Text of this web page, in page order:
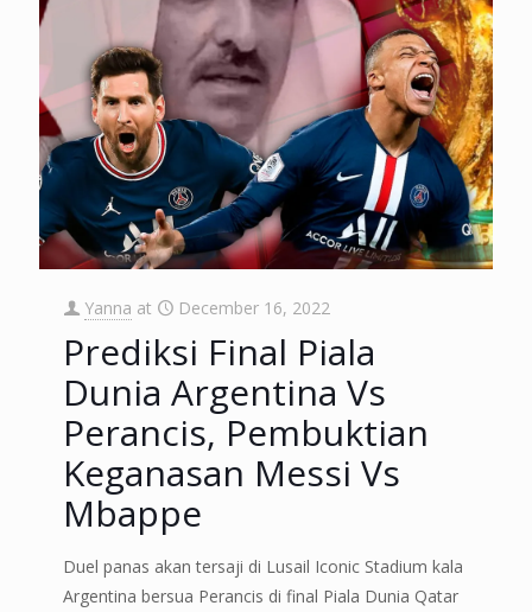
Yanna at December 16, 2022
Prediksi Final Piala
Dunia Argentina Vs
Perancis, Pembuktian
Keganasan Messi Vs
Mbappe
Duel panas akan tersaji di Lusail Iconic Stadium kala
Argentina bersua Perancis di final Piala Dunia Qatar